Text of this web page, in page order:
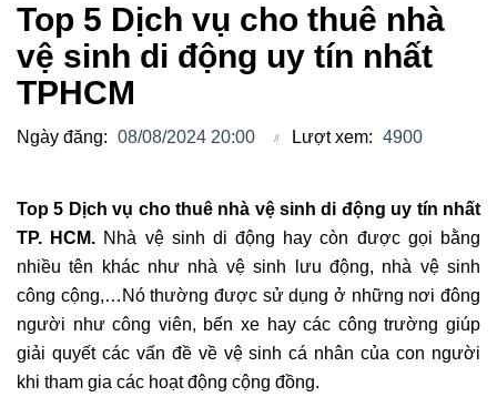
Top 5 Dịch vụ cho thuê nhà
vệ sinh di động uy tín nhất
TPHCM
Ngày đăng: 08/08/2024 20:00 Lượt xem: 4900
Top 5 Dịch vụ cho thuê nhà vệ sinh di động uy tín nhất
TP. HCM. Nhà vệ sinh di động hay còn được gọi bằng
nhiều tên khác như nhà vệ sinh lưu động, nhà vệ sinh
công cộng,…Nó thường được sử dụng ở những nơi đông
người như công viên, bến xe hay các công trường giúp
giải quyết các vấn đề về vệ sinh cá nhân của con người
khi tham gia các hoạt động cộng đồng.